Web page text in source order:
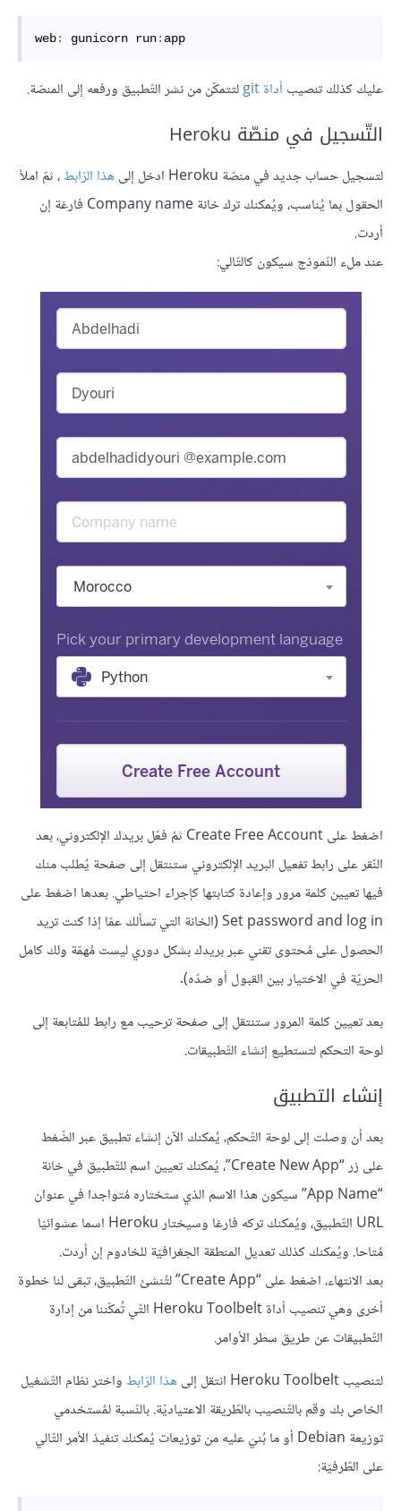
web: gunicorn run: app
عليك كذلك تنصيب أداة git لتتمكّن من نشر التّطبيق ورفعه إلى المنصّة.
التّسجيل في منصّة Heroku
لتسجيل حساب جديد في منصّة Heroku ادخل إلى هذا الرّابط، ثمّ املأ
الحقول بما يُناسب، ويُمكنك ترك خانة Company name فارغة إن
أردت.
عند ملء النّموذج سيكون كالتّالي:
اضغط على Create Free Account ثمّ فعّل بريدك الإلكتروني، بعد
النّقر على رابط تفعيل البريد الإلكتروني ستنتقل إلى صفحة يُطلب منك
فيها تعيين كلمة مرور وإعادة كتابتها كإجراء احتياطي. بعدها اضغط على
Set password and log in (الخانة التي تسألك عمّا إذا كنت تريد
الحصول على مُحتوى تقني عبر بريدك بشكل دوري ليست مُهمّة ولك كامل
الحريّة في الاختيار بين القبول أو ضدّه).
بعد تعيين كلمة المرور ستنتقل إلى صفحة ترحيب مع رابط للمُتابعة إلى
لوحة التحكم لتستطيع إنشاء التّطبيقات.
إنشاء التطبيق
بعد أن وصلت إلى لوحة التّحكم، يُمكنك الآن إنشاء تطبيق عبر الضّغط
على زر “Create New App”، يُمكنك تعيين اسم للتّطبيق في خانة
“App Name” سيكون هذا الاسم الذي ستختاره مُتواجدا في عنوان
URL التّطبيق، ويُمكنك تركه فارغا وسيختار Heroku اسما عشوائيّا
مُتاحا. ويُمكنك كذلك تعديل المنطقة الجغرافيّة للخادوم إن أردت.
بعد الانتهاء، اضغط على “Create App” لتُنشئ التّطبيق، تبقى لنا خطوة
أخرى وهي تنصيب أداة Heroku Toolbelt التّي تُمكّننا من إدارة
التّطبيقات عن طريق سطر الأوامر.
لتنصيب Heroku Toolbelt انتقل إلى
هذا الرّابطواختر نظام التّشغيل
الخاص بك وقم بالتّنصيب بالطّريقة الاعتياديّة. بالنّسبة لمُستخدمي
توزيعة Debian أو ما بُنيَ عليه من توزيعات يُمكنك تنفيذ الأمر التّالي
على الطّرفيّة: